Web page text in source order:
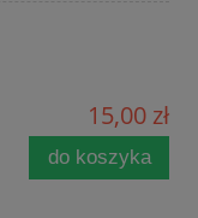
15,00 zł
do koszyka